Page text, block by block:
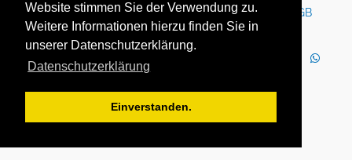
Website stimmen Sie der Verwendung zu.
Weitere Informationen hierzu finden Sie in
unserer Datenschutzerklärung.
Datenschutzerklärung
Einverstanden.
Kontakt Impressum Newsletter Karriere
AGB
Datenschutz
Nutzungsbedingungen
WhatsApp
2025 Copyright © YOUTH GLOBE Europa GmbH